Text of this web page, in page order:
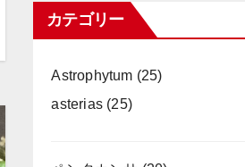
カテゴリー
Astrophytum (25)
asterias(25)